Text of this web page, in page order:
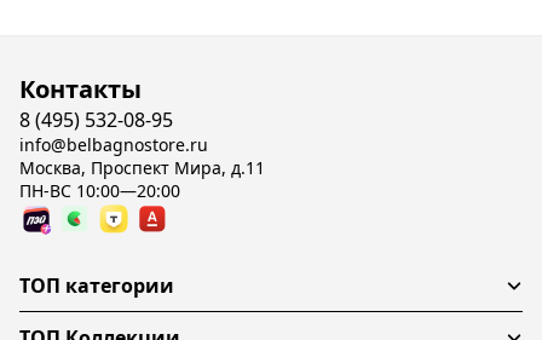
Контакты
8 (495) 532-08-95
info@belbagnostore.ru
Москва, Проспект Мира, д.11
ПН-ВС 10:00—20:00
ТОП категории